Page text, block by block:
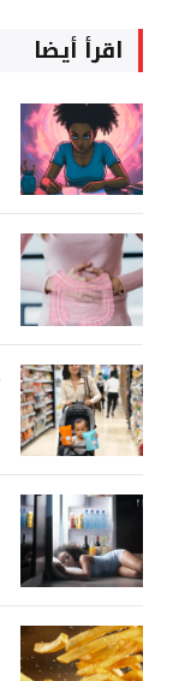
اقرأ أيضا